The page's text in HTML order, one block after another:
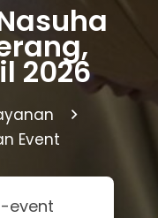
2026
Event
event